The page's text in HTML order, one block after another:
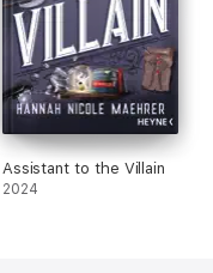
Assistant to the Villain
2024